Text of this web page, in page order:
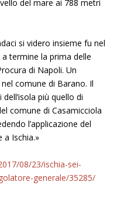
del mare ai 788 metri
si videro insieme fu nel
termine la prima delle
di Napoli. Un
comune di Barano. Il
più quello di
comune di Casamicciola
l’applicazione del
a Ischia.»
08/23/ischia-sei-
generale/35285/